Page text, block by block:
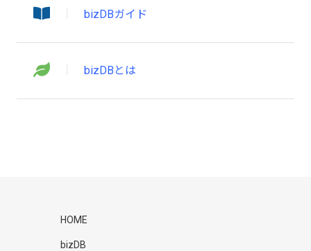
bizDBガイド
bizDBとは
HOME
bizDB